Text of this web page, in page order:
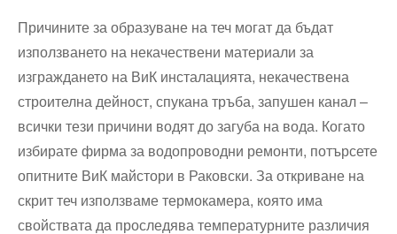
Причините за образуване на теч могат да бъдат
използването на некачествени материали за
изграждането на ВиК инсталацията, некачествена
строителна дейност, спукана тръба, запушен канал –
всички тези причини водят до загуба на вода. Когато
избирате фирма за водопроводни ремонти, потърсете
опитните ВиК майстори в Раковски. За откриване на
скрит теч използваме термокамера, която има
свойствата да проследява температурните различия